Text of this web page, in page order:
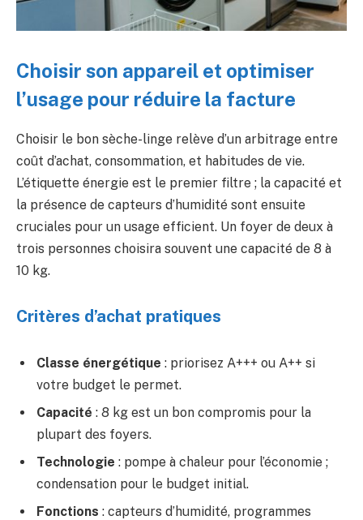
Choisir son appareil et optimiser
l’usage pour réduire la facture
Choisir le bon sèche-linge relève d’un arbitrage entre
coût d’achat, consommation, et habitudes de vie.
L’étiquette énergie est le premier filtre ; la capacité et
la présence de capteurs d’humidité sont ensuite
cruciales pour un usage efficient. Un foyer de deux à
trois personnes choisira souvent une capacité de 8 à
10 kg.
Critères d’achat pratiques
Classe énergétique : priorisez A+++ ou A++ si
votre budget le permet.
Capacité : 8 kg est un bon compromis pour la
plupart des foyers.
Technologie : pompe à chaleur pour l’économie ;
condensation pour le budget initial.
Fonctions : capteurs d’humidité, programmes